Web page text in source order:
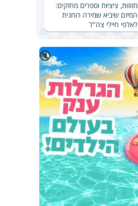
מזוזות, ציציות וספרים מחזקים:
המיזם שיביא שמירה רוחנית
לאלפי חיילי צה"ל
🔇